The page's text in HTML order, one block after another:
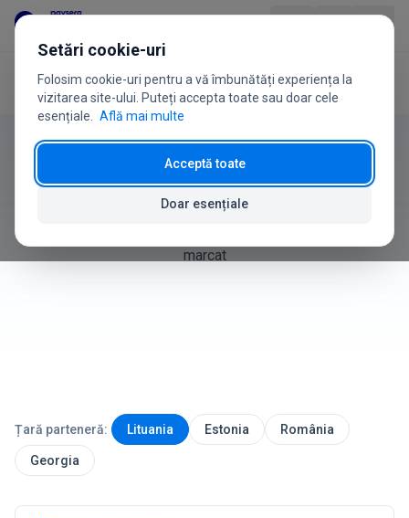
Sari la conținut
Produs
Industrii
Prețuri
Întrebări frecvente
Începe acum
Acasă Ghidul utilizatorului Produse
Produse
marcat
Țară parteneră: Lituania Estonia România
Georgia
Setări cookie-uri
Folosim cookie-uri pentru a vă îmbunătăți experiența la
vizitarea site-ului. Puteți accepta toate sau doar cele
esențiale.
Află mai multe
Doar esențiale
Acceptă toate